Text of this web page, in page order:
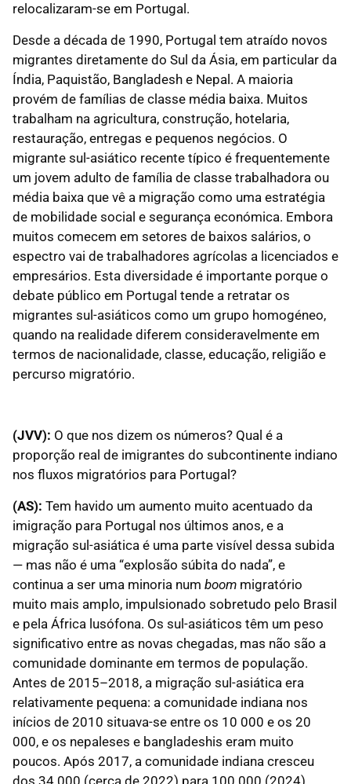
relocalizaram-se em Portugal.
Desde a década de 1990, Portugal tem atraído novos
migrantes diretamente do Sul da Ásia, em particular da
Índia, Paquistão, Bangladesh e Nepal. A maioria
provém de famílias de classe média baixa. Muitos
trabalham na agricultura, construção, hotelaria,
restauração, entregas e pequenos negócios. O
migrante sul-asiático recente típico é frequentemente
um jovem adulto de família de classe trabalhadora ou
média baixa que vê a migração como uma estratégia
de mobilidade social e segurança económica. Embora
muitos comecem em setores de baixos salários, o
espectro vai de trabalhadores agrícolas a licenciados e
empresários. Esta diversidade é importante porque o
debate público em Portugal tende a retratar os
migrantes sul-asiáticos como um grupo homogéneo,
quando na realidade diferem consideravelmente em
termos de nacionalidade, classe, educação, religião e
percurso migratório.
(JVV): O que nos dizem os números? Qual é a
proporção real de imigrantes do subcontinente indiano
nos fluxos migratórios para Portugal?
(AS): Tem havido um aumento muito acentuado da
imigração para Portugal nos últimos anos, e a
migração sul-asiática é uma parte visível dessa subida
— mas não é uma “explosão súbita do nada”, e
continua a ser uma minoria num boom migratório
muito mais amplo, impulsionado sobretudo pelo Brasil
e pela África lusófona. Os sul-asiáticos têm um peso
significativo entre as novas chegadas, mas não são a
comunidade dominante em termos de população.
Antes de 2015–2018, a migração sul-asiática era
relativamente pequena: a comunidade indiana nos
inícios de 2010 situava-se entre os 10 000 e os 20
000, e os nepaleses e bangladeshis eram muito
poucos. Após 2017, a comunidade indiana cresceu
dos 34 000 (cerca de 2022) para 100 000 (2024),